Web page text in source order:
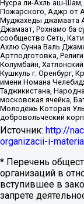
Нусра ли-Ахль аш-
Пожарского, Аджр от
Муджахеды джамаата
Джамаат, Рохнамо ба
сообщество Сеть,
Ахлю Сунна Валь
Артподготовка,
Колумбайн,
Кушкуль г. Оренбург,
имени Номана
Таджикистана,
московская ячейка,
Молодёжь Которая
добровольческий
Источник: http://
organizacii-i-
* Перечень
организаций в
вступившее в
запрете